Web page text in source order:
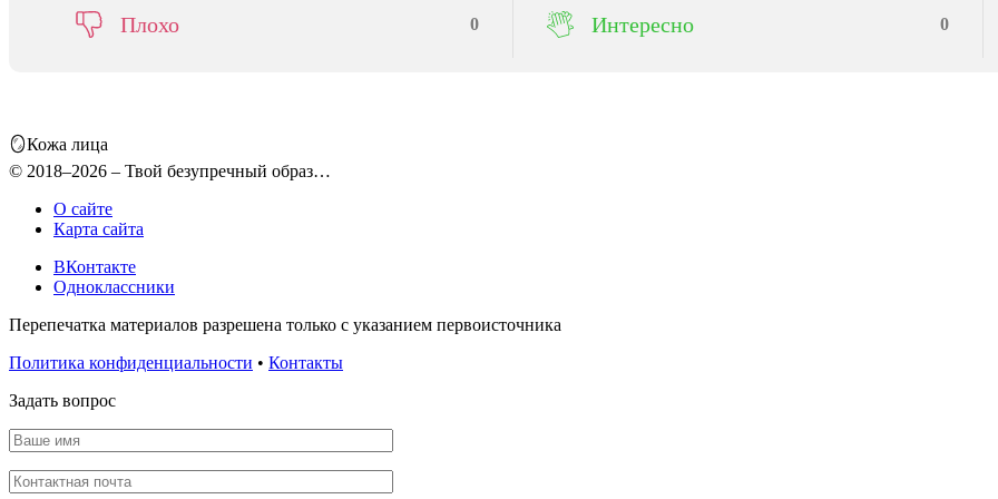
Плохо 0 Интересно 0
🪞Кожа лица
© 2018–2026 – Твой безупречный образ…
О сайте
Карта сайта
ВКонтакте
Одноклассники
Перепечатка материалов разрешена только с указанием первоисточника
Политика конфиденциальности • Контакты
Задать вопрос